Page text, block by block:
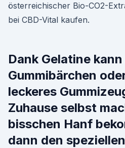
österreichischer Bio-CO2-
bei CBD-Vital kaufen.
Dank Gelatine kann
Gummibärchen
leckeres
Zuhause selbst
bisschen Hanf
dann den